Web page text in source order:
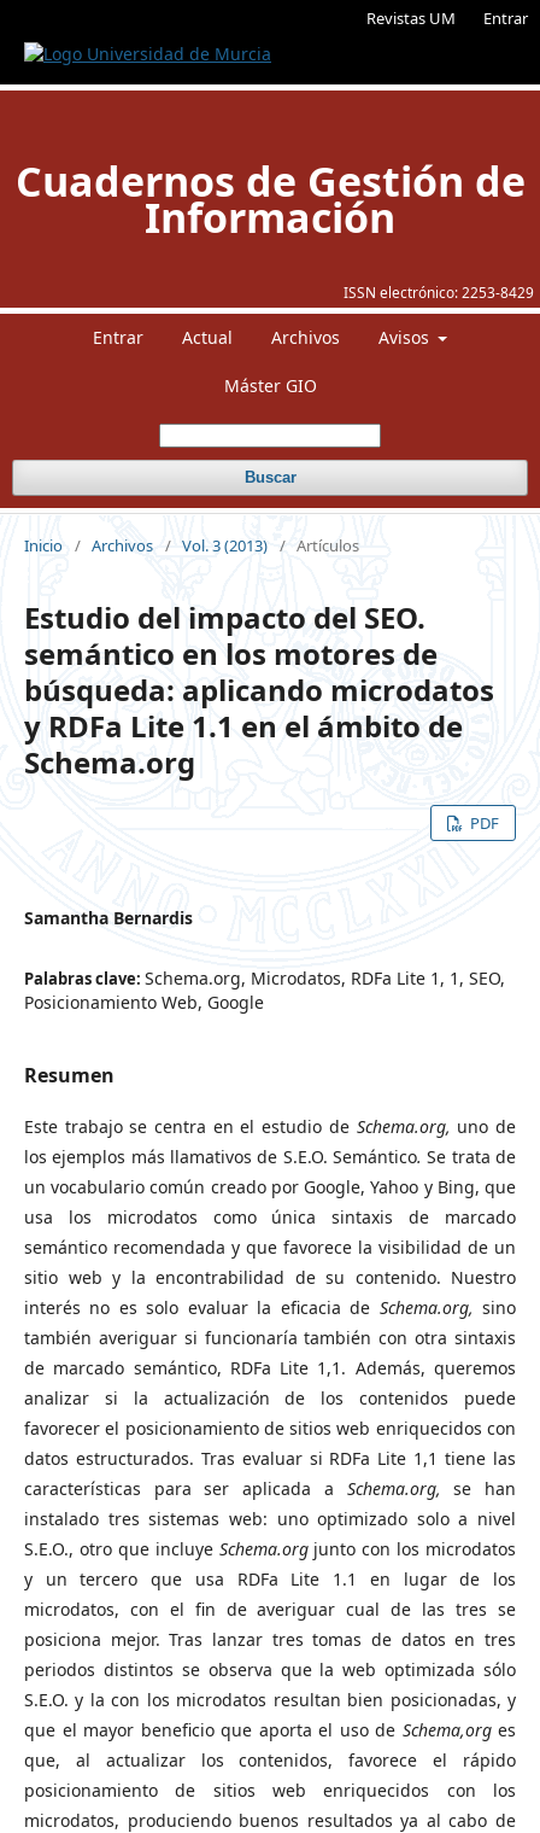
Revistas UM Entrar
ISSN electrónico: 2253-8429
Cuadernos de Gestión de
Información
Entrar Actual Archivos Avisos
Máster GIO
Buscar
Inicio / Archivos / Vol. 3 (2013) / Artículos
Estudio del impacto del SEO.
semántico en los motores de
búsqueda: aplicando microdatos
y RDFa Lite 1.1 en el ámbito de
Schema.org
PDF
Samantha Bernardis
Palabras clave: Schema.org, Microdatos, RDFa Lite 1, 1, SEO,
Posicionamiento Web, Google
Resumen
Este trabajo se centra en el estudio de Schema.org, uno de
los ejemplos más llamativos de S.E.O. Semántico.Se trata de
un vocabulario común creado por Google, Yahoo y Bing, que
usa los microdatos como única sintaxis de marcado
semántico recomendada y que favorece la visibilidad de un
sitio web y la encontrabilidad de su contenido. Nuestro
interés no es solo evaluar la eficacia de Schema.org,sino
también averiguar si funcionaría también con otra sintaxis
de marcado semántico, RDFa Lite 1,1. Además, queremos
analizar si la actualización de los contenidos puede
favorecer el posicionamiento de sitios web enriquecidos con
datos estructurados. Tras evaluar si RDFa Lite 1,1 tiene las
características para ser aplicada a Schema.org,se han
instalado tres sistemas web: uno optimizado solo a nivel
S.E.O., otro que incluye Schema.orgjunto con los microdatos
y un tercero que usa RDFa Lite 1.1 en lugar de los
microdatos, con el fin de averiguar cual de las tres se
posiciona mejor. Tras lanzar tres tomas de datos en tres
periodos distintos se observa que la web optimizada sólo
S.E.O. y la con los microdatos resultan bien posicionadas, y
que el mayor beneficio que aporta el uso de Schema,org es
que, al actualizar los contenidos, favorece el rápido
posicionamiento de sitios web enriquecidos con los
microdatos, produciendo buenos resultados ya al cabo de